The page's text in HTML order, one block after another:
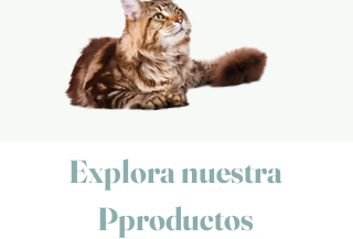
Explora nuestra
Pproductos